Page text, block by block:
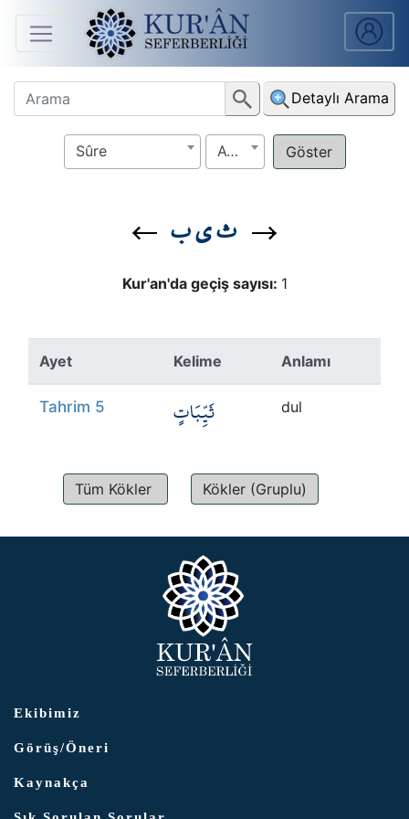
Anasayfa
Sûreler
Arapça
Kur'ân
Seferberliği
Kökler
Üyelik
Detaylı Arama
Sûre Ayet
ث ي ب
Kur'an'da geçiş sayısı: 1
Ayet Kelime Anlamı
Tahrim 5 ثَيِّبَاتٍ dul
Tüm Kökler Kökler (Gruplu)
Ekibimiz
Görüş/Öneri
Kaynakça